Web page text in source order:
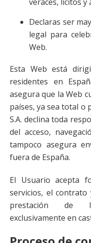
Declaras ser
legal para
Web.
Esta Web está
residentes en
asegura que la Web
países, ya sea total o
S.A. declina toda
del acceso,
tampoco asegura
fuera de España.
El Usuario acepta
servicios, el
prestación de
exclusivamente en